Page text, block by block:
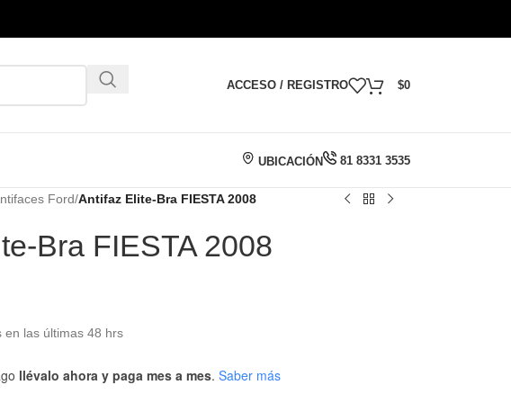
ACCESO / REGISTRO $0
UBICACIÓN 81 8331 3535
Ford/Antifaz Elite-Bra FIESTA 2008
Bra FIESTA 2008
en las últimas 48 hrs
llévalo ahora y paga mes a mes. Saber más